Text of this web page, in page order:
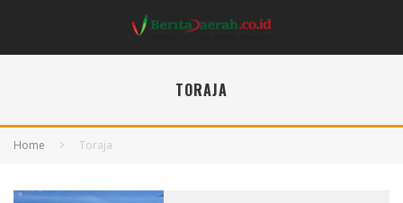
TORAJA
Home Toraja